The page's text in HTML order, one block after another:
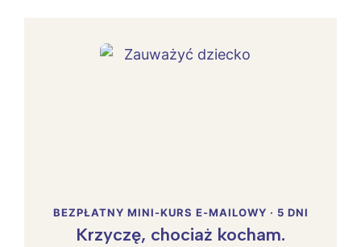
BEZPŁATNY MINI-KURS E-MAILOWY · 5 DNI
Krzyczę, chociaż kocham.